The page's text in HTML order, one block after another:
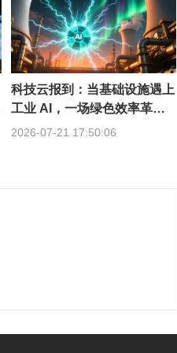
科技云报到：当基础设施遇上
工业 AI，一场绿色效率革命
轰然开启
2026-07-21 17:50:06